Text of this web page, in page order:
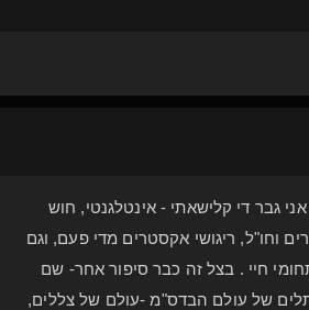
גבר די קלישאתי - אינטלגנטי, חוש
וחו"ל, ריגושי אקסטרים מדי פעם, וגם
חיי . בצל זה כבר סיפור אחר- שם
של עולם הבדס"מ -עולם של צללים,